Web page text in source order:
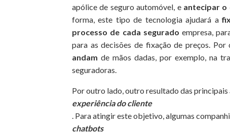
apólice de seguro automóvel, e antecipar o
forma, este tipo de tecnologia ajudará a
processo de cada segurado empresa,
para as decisões de fixação de preços.
andam de mãos dadas, por exemplo, na
seguradoras.
Por outro lado, outro resultado das principais
experiência do cliente
. Para atingir este objetivo, algumas
chatbots